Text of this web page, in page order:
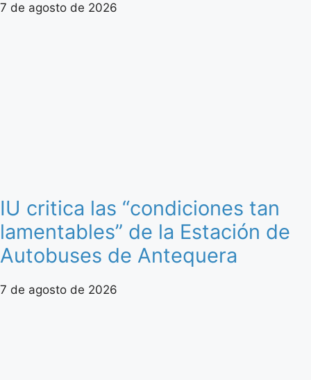
7 de agosto de 2026
IU critica las “condiciones tan
lamentables” de la Estación de
Autobuses de Antequera
7 de agosto de 2026